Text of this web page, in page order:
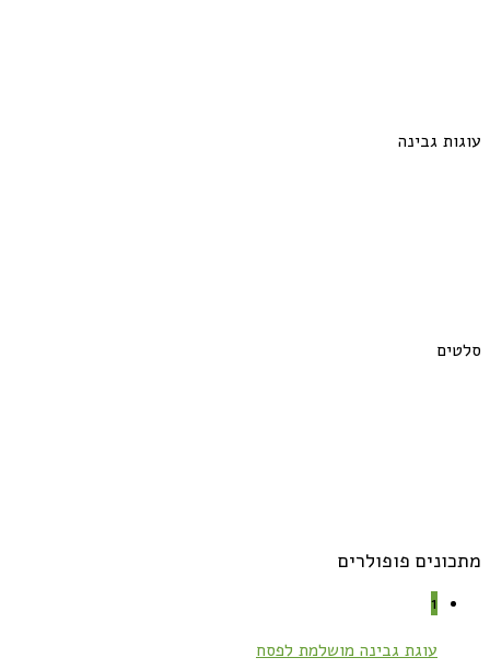
עוגות גבינה
סלטים
מתכונים פופולרים
1
עוגת גבינה מושלמת לפסח